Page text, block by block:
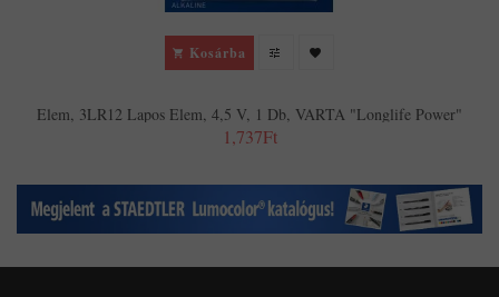
Kosárba
Elem, 3LR12 Lapos Elem, 4,5 V, 1 Db, VARTA "Longlife Power"
1,737Ft